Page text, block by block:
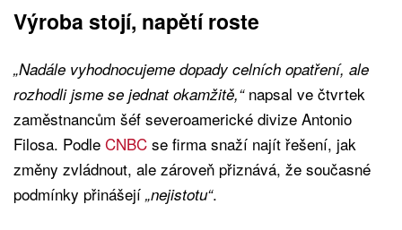
Výroba stojí, napětí roste
„Nadále vyhodnocujeme dopady celních opatření, ale
rozhodli jsme se jednat okamžitě,“napsal ve čtvrtek
zaměstnancům šéf severoamerické divize Antonio
Filosa. Podle CNBC se firma snaží najít řešení, jak
změny zvládnout, ale zároveň přiznává, že současné
podmínky přinášejí „nejistotu“.